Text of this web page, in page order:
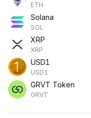
ETH
Solana
SOL
XRP
XRP
USD1
USD1
GRVT Token
GRVT